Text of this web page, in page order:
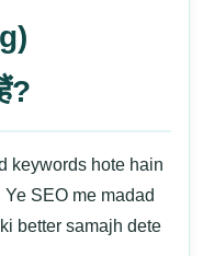
keywords hote hain
SEO me madad
better samajh dete